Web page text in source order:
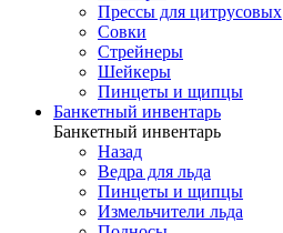
Прессы для цитрусовых
Совки
Стрейнеры
Шейкеры
Пинцеты и щипцы
Банкетный инвентарь
Банкетный инвентарь
Назад
Ведра для льда
Пинцеты и щипцы
Измельчители льда